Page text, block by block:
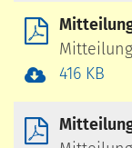
416 KB